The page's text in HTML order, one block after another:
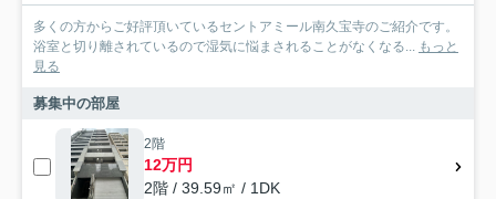
多くの方からご好評頂いているセントアミール南久宝寺のご紹介です。
浴室と切り離されているので湿気に悩まされることがなくなる... もっと
見る
募集中の部屋
2階
12万円
2階 / 39.59㎡ / 1DK